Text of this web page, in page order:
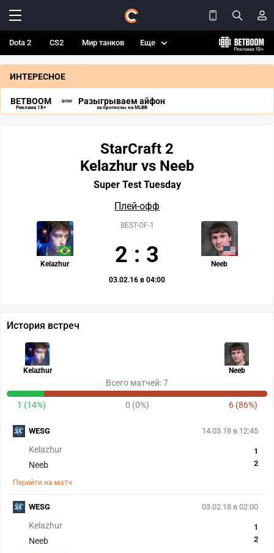
Dota 2 CS2 Мир танков Еще
ИНТЕРЕСНОЕ
BETBOOM
Реклама 18+
Разыгрываем айфон
за прогнозы на MLBB
StarCraft 2
Kelazhur vs Neeb
Super Test Tuesday
Плей-офф
Kelazhur Neeb
BEST-OF-1
2 : 3
03.02.16 в 04:00
История встреч
Kelazhur Neeb
Всего матчей: 7
1 (14%) 0 (0%) 6 (86%)
14.03.18 в 12:45
Kelazhur
Neeb
1
2
Перейти на матч
WESG
03.02.18 в 02:00
Kelazhur
Neeb
1
2
WESG